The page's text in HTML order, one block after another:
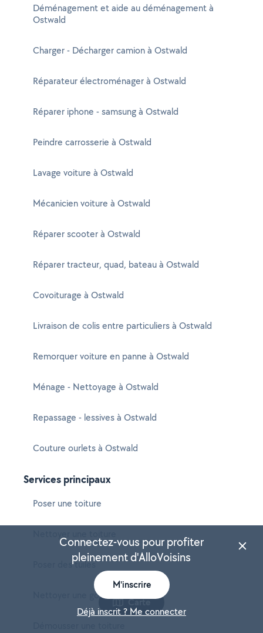
Déménagement et aide au déménagement à
Ostwald
Charger - Décharger camion à Ostwald
Réparateur électroménager à Ostwald
Réparer iphone - samsung à Ostwald
Peindre carrosserie à Ostwald
Lavage voiture à Ostwald
Mécanicien voiture à Ostwald
Réparer scooter à Ostwald
Réparer tracteur, quad, bateau à Ostwald
Covoiturage à Ostwald
Livraison de colis entre particuliers à Ostwald
Remorquer voiture en panne à Ostwald
Ménage - Nettoyage à Ostwald
Repassage - lessives à Ostwald
Couture ourlets à Ostwald
Services principaux
Poser une toiture
Poser des tuiles
Nettoyer une gouttière
Carte
Connectez-vous pour profiter
pleinement d'AlloVoisins
M'inscrire
Déjà inscrit ? Me connecter